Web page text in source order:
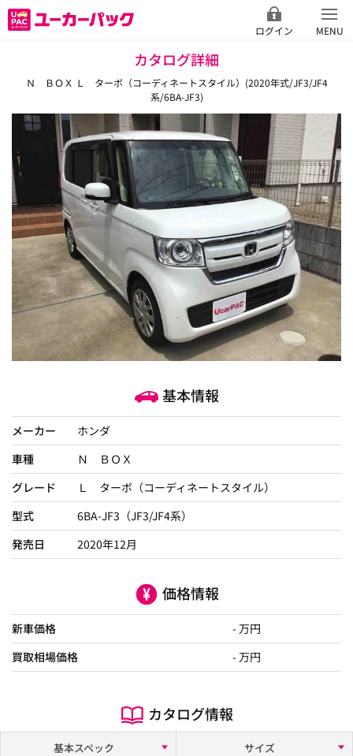
ログイン MENU
カタログ詳細
Ｎ ＢＯＸ Ｌ ターボ（コーディネートスタイル）(2020年式/JF3/JF4
系/6BA-JF3)
基本情報
メーカー
ホンダ
車種
Ｎ ＢＯＸ
グレード
Ｌ ターボ（コーディネートスタイル）
型式
6BA-JF3（JF3/JF4系）
発売日
2020年12月
価格情報
新車価格
- 万円
買取相場価格
- 万円
カタログ情報
基本スペック
サイズ